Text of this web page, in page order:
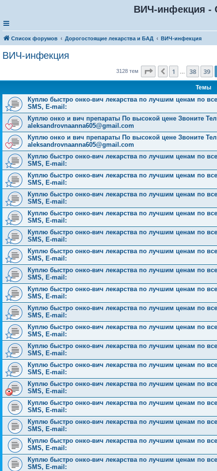
ВИЧ-инфекция -
Список форумов Дорогостоящие лекарства и БАД ВИЧ-инфекция
ВИЧ-инфекция
3128 тем Страница 40из 126
Пред.
1 38 39
Темы
Куплю быстро онко-вич лекарства по лучшим ценам по
SMS, E-mail:
Куплю онко и вич препараты По высокой цене Звоните
aleksandrovnaanna605@gmail.com
Куплю онко и вич препараты По высокой цене Звоните
aleksandrovnaanna605@gmail.com
Куплю быстро онко-вич лекарства по лучшим ценам по
SMS, E-mail:
Куплю быстро онко-вич лекарства по лучшим ценам по
SMS, E-mail:
Куплю быстро онко-вич лекарства по лучшим ценам по
SMS, E-mail:
Куплю быстро онко-вич лекарства по лучшим ценам по
SMS, E-mail:
Куплю быстро онко-вич лекарства по лучшим ценам по
SMS, E-mail:
Куплю быстро онко-вич лекарства по лучшим ценам по
SMS, E-mail:
Куплю быстро онко-вич лекарства по лучшим ценам по
SMS, E-mail:
Куплю быстро онко-вич лекарства по лучшим ценам по
SMS, E-mail:
Куплю быстро онко-вич лекарства по лучшим ценам по
SMS, E-mail:
Куплю быстро онко-вич лекарства по лучшим ценам по
SMS, E-mail:
Куплю быстро онко-вич лекарства по лучшим ценам по
SMS, E-mail:
Куплю быстро онко-вич лекарства по лучшим ценам по
SMS, E-mail:
Куплю быстро онко-вич лекарства по лучшим ценам по
SMS, E-mail:
Куплю быстро онко-вич лекарства по лучшим ценам по
SMS, E-mail:
Куплю быстро онко-вич лекарства по лучшим ценам по
SMS, E-mail:
Куплю быстро онко-вич лекарства по лучшим ценам по
SMS, E-mail:
Куплю быстро онко-вич лекарства по лучшим ценам по
SMS, E-mail: